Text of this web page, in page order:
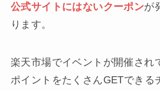
公式サイトにはないクーポンが
ります。
楽天市場でイベントが開催され
ポイントをたくさんGETできる